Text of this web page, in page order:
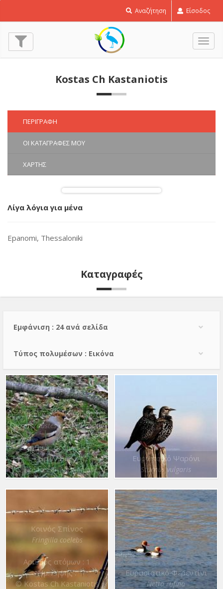
Αναζήτηση Είσοδος
Kostas Ch Kastaniotis
ΠΕΡΙΓΡΑΦΉ
ΟΙ ΚΑΤΑΓΡΑΦΈΣ ΜΟΥ
ΧΆΡΤΗΣ
Λίγα λόγια για μένα
Epanomi, Thessaloniki
Καταγραφές
Εμφάνιση : 24 ανά σελίδα
Τύπος πολυμέσων : Εικόνα
Ευρωπαϊκός Κοκκοθραύστης
Coccothraustes coccothraustes
Αριθμός ατόμων : 1
Ημ. λήψης :
© Kostas Ch Kastaniotis
Ευρωπαϊκό Ψαρόνι
Sturnus vulgaris
Κοινός Σπίνος
Fringilla coelebs
Αριθμός ατόμων : 1
Ημ. λήψης :
© Kostas Ch Kastaniotis
Ευρασιατικό Φερεντίνι
Netta rufina
Κοκκοθραύστης
Coccothraustes
coccothraustes